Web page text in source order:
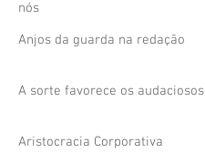
nós
Anjos da guarda na redação
A sorte favorece os audaciosos
Aristocracia Corporativa